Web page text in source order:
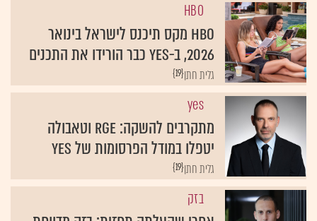
HBO
HBO מקס תיכנס לישראל בינואר
2026, ב-yes כבר הורידו את התכנים
{19}גלית חתן
yes
מתקרבים להשקה: RGE וטאבולה
יטפלו במודל הפרסומות של yes
{19}גלית חתן
בזק